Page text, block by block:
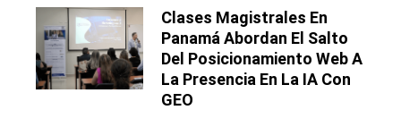
Clases Magistrales En
Panamá Abordan El Salto
Del Posicionamiento Web A
La Presencia En La IA Con
GEO